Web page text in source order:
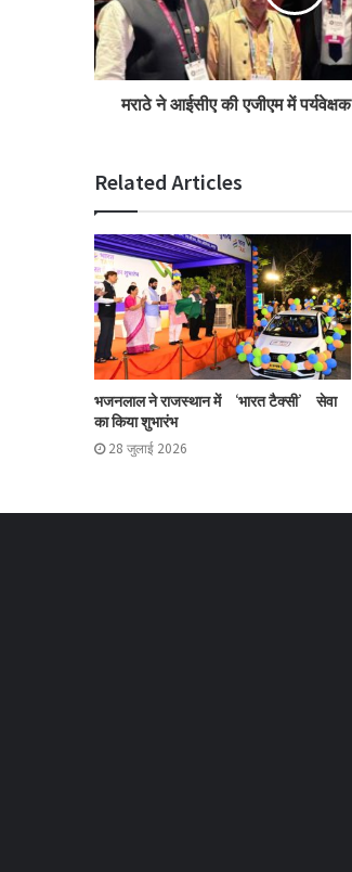
मराठे ने आईसीए की एजीएम में
Related Articles
भजनलाल ने राजस्थान में ‘भारत टैक्सी’ सेवा
का किया शुभारंभ
28 जुलाई 2026